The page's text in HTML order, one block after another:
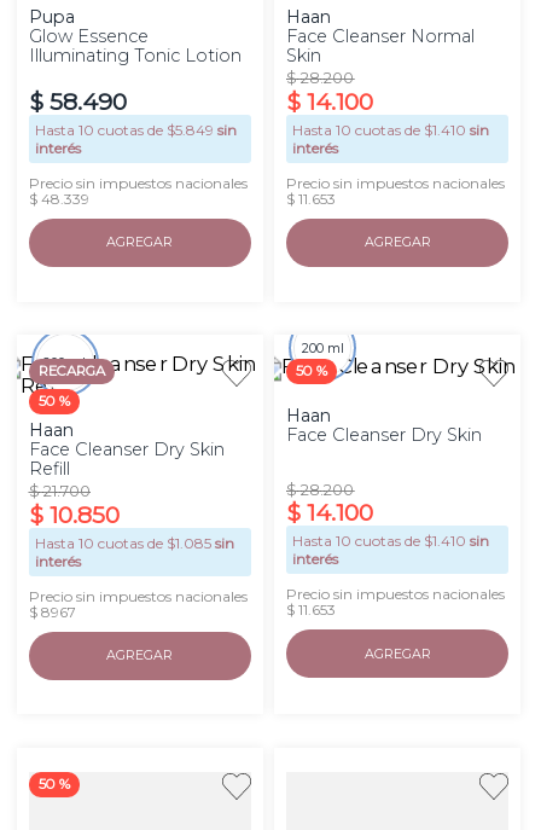
Pupa
Glow Essence
Illuminating Tonic Lotion
$ 58.490
Hasta 10 cuotas de $5.849 sin
interés
Precio sin impuestos nacionales
$ 48.339
AGREGAR
Haan
Face Cleanser Normal
Skin
$ 28.200
$ 14.100
Hasta10 cuotas de $1.410 sin
interés
Precio sin impuestos nacionales
$ 11.653
AGREGAR
RECARGA
50 %
200 ml
Haan
Face Cleanser Dry Skin
Refill
$ 21.700
$ 10.850
Hasta 10 cuotas de $1.085 sin
interés
Precio sin impuestos nacionales
$ 8967
AGREGAR
50 %
200 ml
Haan
Face Cleanser Dry Skin
$ 28.200
$ 14.100
Hasta10 cuotas de $1.410 sin
interés
Precio sin impuestos nacionales
$ 11.653
AGREGAR
50 %